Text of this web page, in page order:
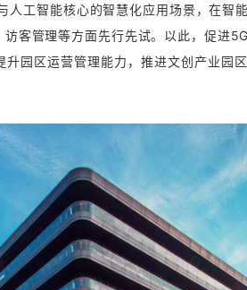
人工智能核心的智慧化应用场景，在智
客管理等方面先行先试。 以 此，促进
园区运营管理能力，推进文创产业园